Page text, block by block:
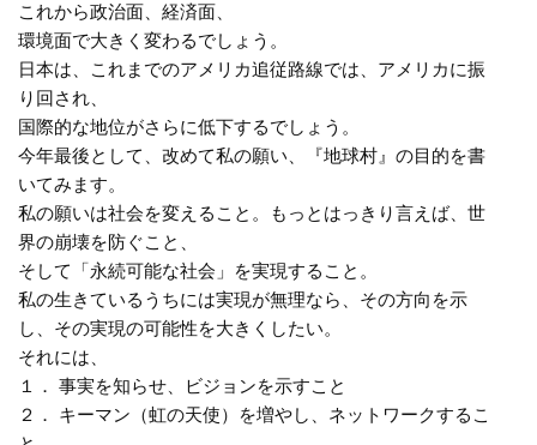
これから政治面、経済面、
環境面で大きく変わるでしょう。
日本は、これまでのアメリカ追従路線では、アメリカに振
り回され、
国際的な地位がさらに低下するでしょう。
今年最後として、改めて私の願い、『地球村』の目的を書
いてみます。
私の願いは社会を変えること。もっとはっきり言えば、世
界の崩壊を防ぐこと、
そして「永続可能な社会」を実現すること。
私の生きているうちには実現が無理なら、その方向を示
し、その実現の可能性を大きくしたい。
それには、
１． 事実を知らせ、ビジョンを示すこと
２． キーマン（虹の天使）を増やし、ネットワークするこ